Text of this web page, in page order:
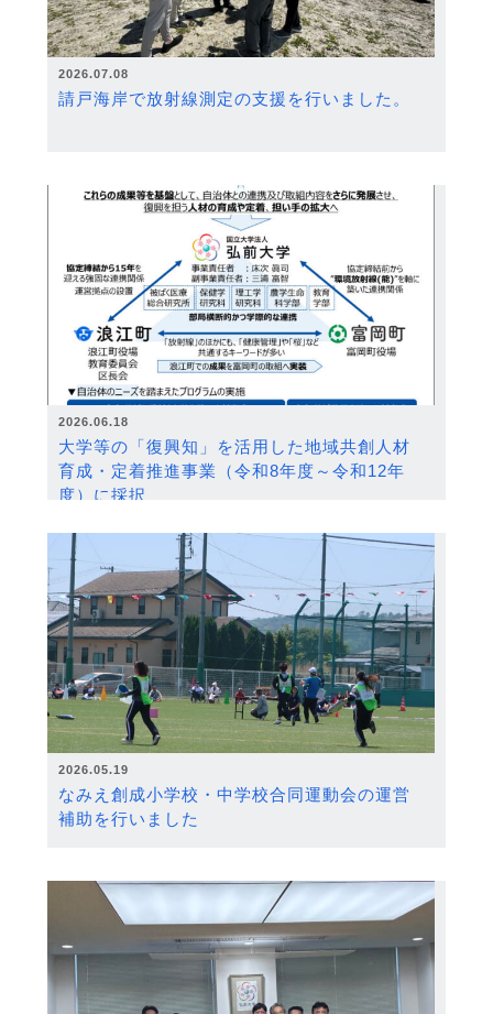
2026.07.08
請戸海岸で放射線測定の支援を行いました。
2026.06.18
大学等の「復興知」を活用した地域共創人材
育成・定着推進事業（令和8年度～令和12年
度）に採択
2026.05.19
なみえ創成小学校・中学校合同運動会の運営
補助を行いました